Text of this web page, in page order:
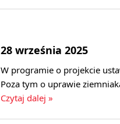
28 września 2025
W programie o projekcie
Poza tym o uprawie
Czytaj dalej »